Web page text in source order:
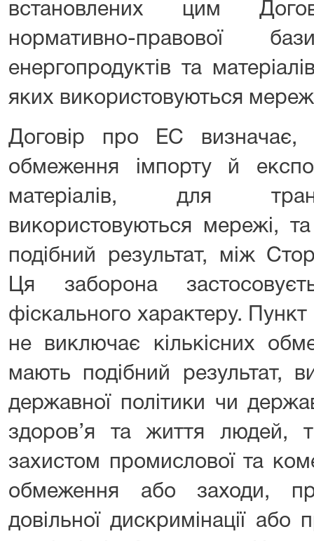
встановлених цим
нормативно-правової
енергопродуктів та
яких використовуються
Договір про ЕС визначає,
обмеження імпорту й
матеріалів, для
використовуються мережі,
подібний результат, між
Ця заборона
фіскального характеру.
не виключає кількісних
мають подібний результат,
державної політики чи
здоров’я та життя людей,
захистом промислової та
обмеження або заходи,
довільної дискримінації